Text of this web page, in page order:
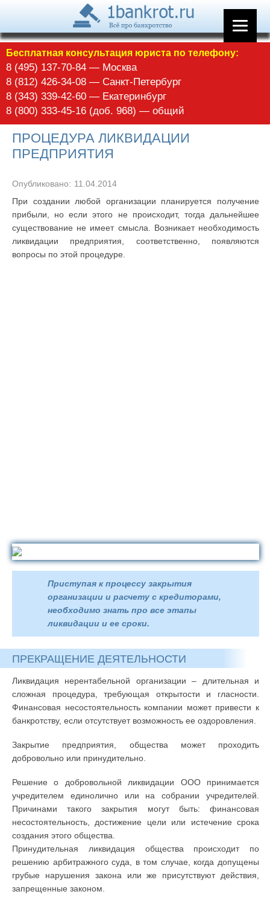
Бесплатная консультация юриста по телефону:
8 (495) 137-70-84 — Москва
8 (812) 426-34-08 — Санкт-Петербург
8 (343) 339-42-60 — Екатеринбург
8 (800) 333-45-16 (доб. 968) — общий
ПРОЦЕДУРА ЛИКВИДАЦИИ
ПРЕДПРИЯТИЯ
Опубликовано: 11.04.2014
При создании любой организации планируется получение
прибыли, но если этого не происходит, тогда дальнейшее
существование не имеет смысла. Возникает необходимость
ликвидации предприятия, соответственно, появляются
вопросы по этой процедуре.
Приступая к процессу закрытия
организации и расчету с кредиторами,
необходимо знать про все этапы
ликвидации и ее сроки.
ПРЕКРАЩЕНИЕ ДЕЯТЕЛЬНОСТИ
Ликвидация нерентабельной организации – длительная и
сложная процедура, требующая открытости и гласности.
Финансовая несостоятельность компании может привести к
банкротству, если отсутствует возможность ее оздоровления.
Закрытие предприятия, общества может проходить
добровольно или принудительно.
Решение о добровольной ликвидации ООО принимается
учредителем единолично или на собрании учредителей.
Причинами такого закрытия могут быть: финансовая
несостоятельность, достижение цели или истечение срока
создания этого общества.
Принудительная ликвидация общества происходит по
решению арбитражного суда, в том случае, когда допущены
грубые нарушения закона или же присутствуют действия,
запрещенные законом.